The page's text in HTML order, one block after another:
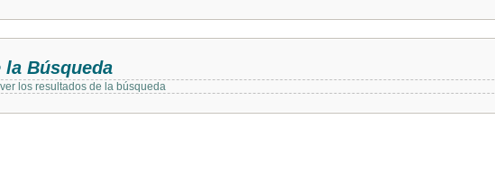
la Búsqueda
los resultados de la búsqueda